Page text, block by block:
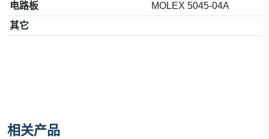
电路板
MOLEX 5045-04A
其它
相关产品